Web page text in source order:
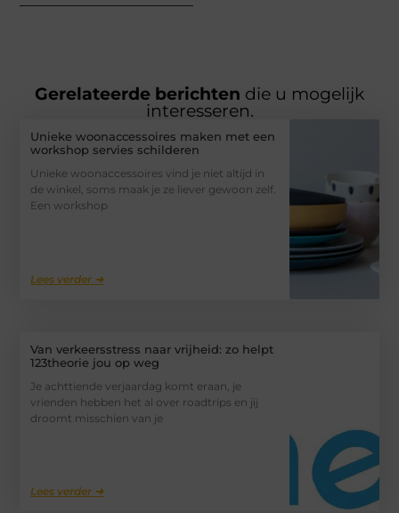
Gerelateerde berichten die u mogelijk
interesseren.
Unieke woonaccessoires maken met een
workshop servies schilderen
Unieke woonaccessoires vind je niet altijd in
de winkel, soms maak je ze liever gewoon zelf.
Een workshop
Lees verder ➜
Van verkeersstress naar vrijheid: zo helpt
123theorie jou op weg
Je achttiende verjaardag komt eraan, je
vrienden hebben het al over roadtrips en jij
droomt misschien van je
Lees verder ➜